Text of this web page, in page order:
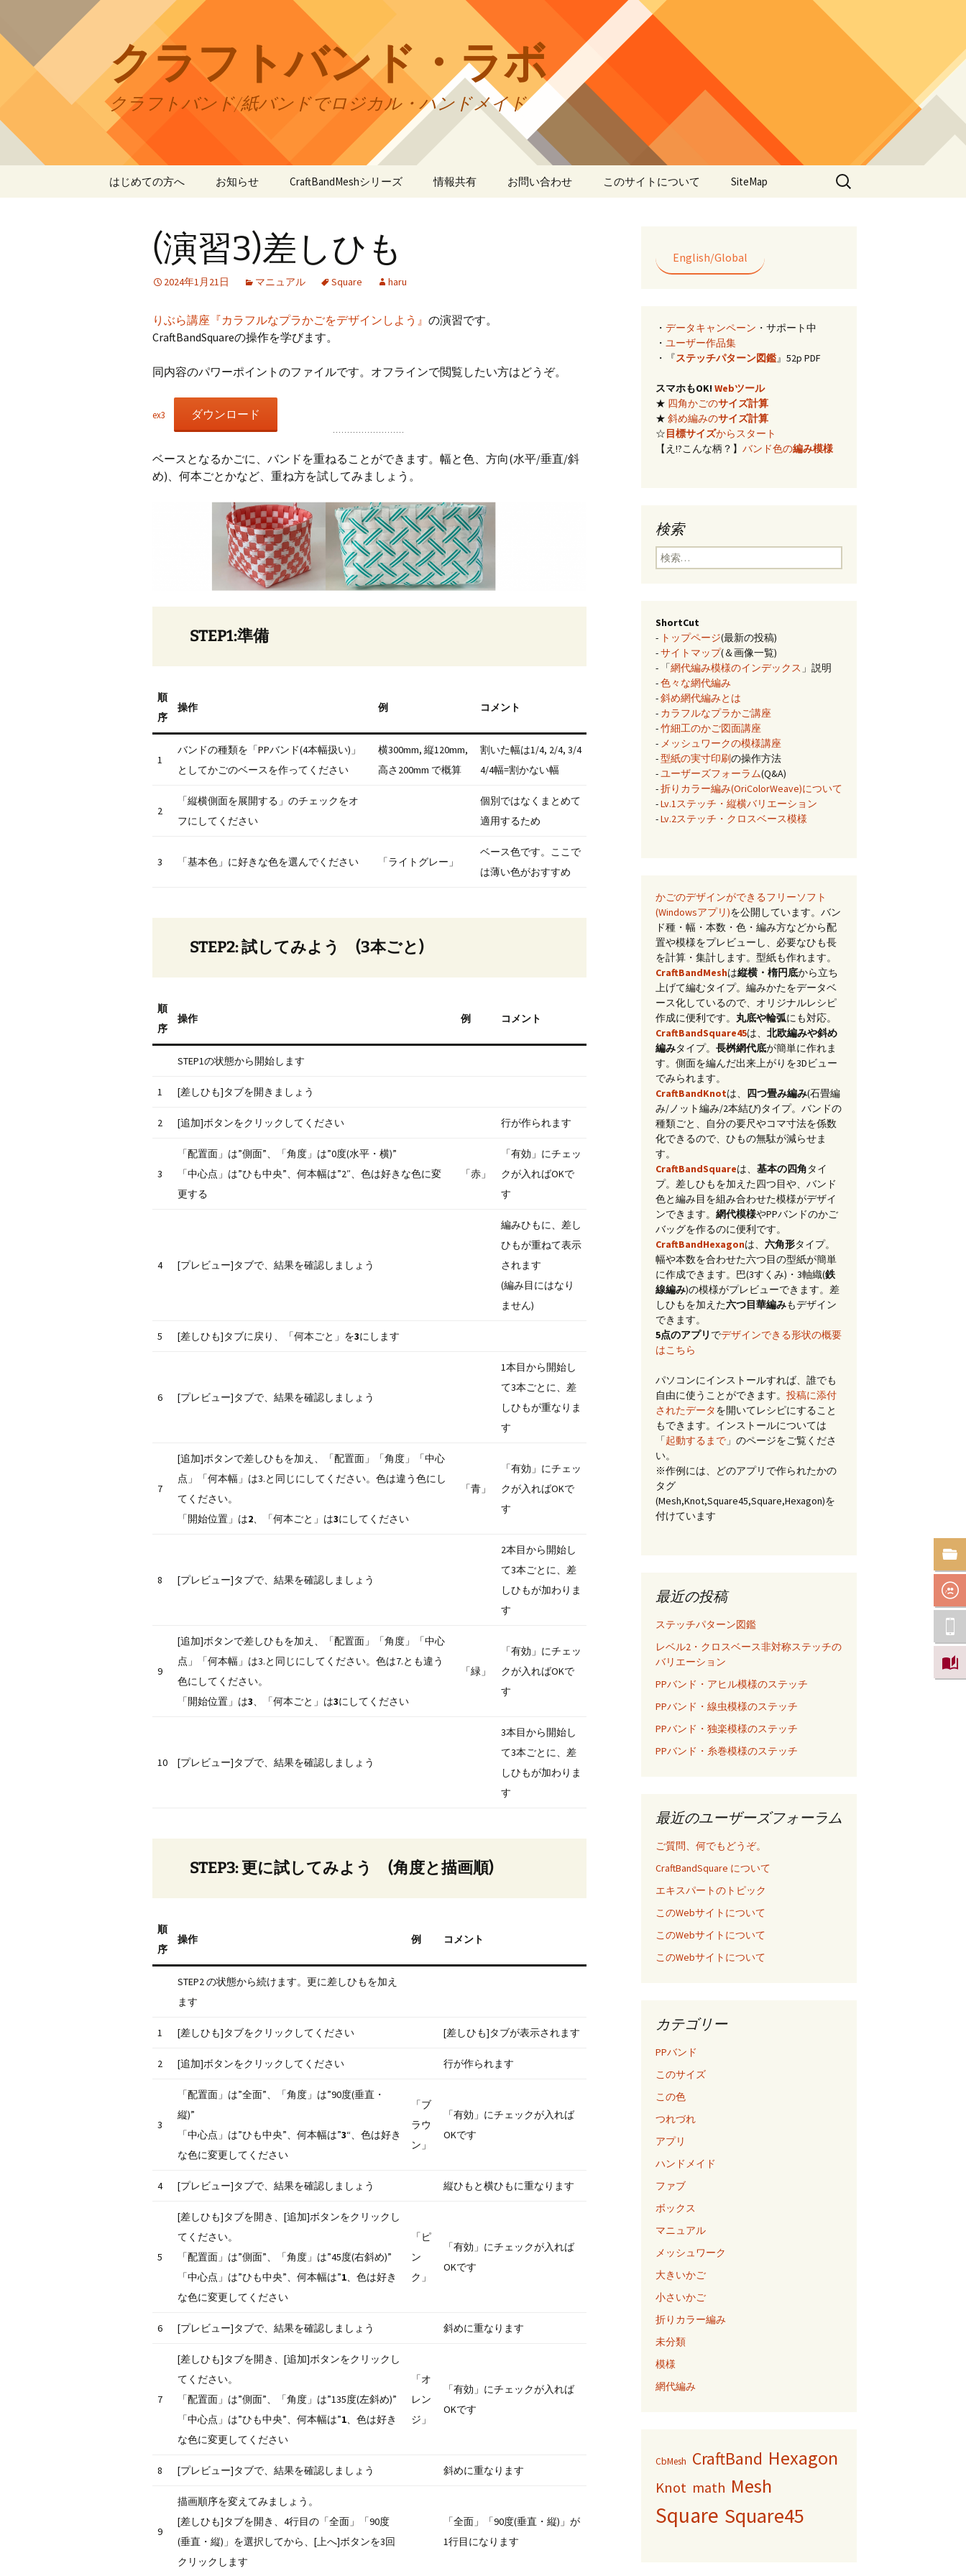
テ
キ
プ
クラフトバンド・ラボ
クラフトバンド/紙バンドでロジカル・ハンドメイド
はじめての方へ お知らせ CraftBandMeshシリーズ
CraftBandSquare45
CraftBandKnot
CraftBandKnot出力例
CraftBandSquare
CraftBandHexagon
CbMesh
手動インストール手順
情報共有
リンク・リンク
四角かごのサイズ計算
目標サイズからの概算
バンド色の編み模様
クロスベースのステッ
チ・2色の組合せ模様
お問い合わせ このサイトについて
折りカラー編み
(OriColorWeave)につい
SiteMap
検
索:
(演習3)差しひも
2024年1月21日 マニュアル Square haru
りぶら講座『カラフルなプラかごをデザインしよう』 の演習です。
CraftBandSquareの操作を学びます。
同内容のパワーポイントのファイルです。オフラインで閲覧したい方はどうぞ。
ex3 ダウンロード
ベースとなるかごに、バンドを重ねることができます。幅と色、方向(水平/垂直/斜
め)、何本ごとかなど、重ね方を試してみましょう。
STEP1:準備
順
序
操作 例 コメント
1
バンドの種類を「PPバンド(4本幅扱い)」
としてかごのベースを作ってください
横300mm, 縦120mm,
高さ200mm で概算
割いた幅は1/4, 2/4, 3/4
4/4幅=割かない幅
2
「縦横側面を展開する」のチェックをオ
フにしてください
個別ではなくまとめて
適用するため
3 「基本色」に好きな色を選んでください 「ライトグレー」
ベース色です。ここで
は薄い色がおすすめ
STEP2: 試してみよう (3本ごと)
順
序
操作 例 コメント
STEP1の状態から開始します
1 [差しひも]タブを開きましょう
2 [追加]ボタンをクリックしてください 行が作られます
3
「配置面」は”側面”、「角度」は”0度(水平・横)”
「中心点」は”ひも中央”、何本幅は”2″、色は好きな色に変
更する
「赤」
「有効」にチェッ
クが入ればOKで
す
4 [プレビュー]タブで、結果を確認しましょう
編みひもに、差し
ひもが重ねて表示
されます
(編み目にはなり
ません)
5 [差しひも]タブに戻り、「何本ごと」を3にします
6 [プレビュー]タブで、結果を確認しましょう
1本目から開始し
て3本ごとに、差
しひもが重なりま
す
7
[追加]ボタンで差しひもを加え、「配置面」「角度」「中心
点」「何本幅」は3.と同じにしてください。色は違う色にし
てください。
「開始位置」は2、「何本ごと」は3にしてください
「青」
「有効」にチェッ
クが入ればOKで
す
8 [プレビュー]タブで、結果を確認しましょう
2本目から開始し
て3本ごとに、差
しひもが加わりま
す
9
[追加]ボタンで差しひもを加え、「配置面」「角度」「中心
点」「何本幅」は3.と同じにしてください。色は7.とも違う
色にしてください。
「開始位置」は3、「何本ごと」は3にしてください
「緑」
「有効」にチェッ
クが入ればOKで
す
10 [プレビュー]タブで、結果を確認しましょう
3本目から開始し
て3本ごとに、差
しひもが加わりま
す
STEP3: 更に試してみよう (角度と描画順)
順
序
操作 例 コメント
STEP2 の状態から続けます。更に差しひもを加え
ます
1 [差しひも]タブをクリックしてください [差しひも]タブが表示されます
2 [追加]ボタンをクリックしてください 行が作られます
3
「配置面」は”全面”、「角度」は”90度(垂直・
縦)”
「中心点」は”ひも中央”、何本幅は”3“、色は好き
な色に変更してください
「ブ
ラウ
ン」
「有効」にチェックが入れば
OKです
4 [プレビュー]タブで、結果を確認しましょう 縦ひもと横ひもに重なります
5
[差しひも]タブを開き、[追加]ボタンをクリックし
てください。
「配置面」は”側面”、「角度」は”45度(右斜め)”
「中心点」は”ひも中央”、何本幅は”1、色は好き
な色に変更してください
「ピ
ン
ク」
「有効」にチェックが入れば
OKです
6 [プレビュー]タブで、結果を確認しましょう 斜めに重なります
7
[差しひも]タブを開き、[追加]ボタンをクリックし
てください。
「配置面」は”側面”、「角度」は”135度(左斜め)”
「中心点」は”ひも中央”、何本幅は”1、色は好き
な色に変更してください
「オ
レン
ジ」
「有効」にチェックが入れば
OKです
8 [プレビュー]タブで、結果を確認しましょう 斜めに重なります
9
描画順序を変えてみましょう。
[差しひも]タブを開き、4行目の「全面」「90度
(垂直・縦)」を選択してから、[上へ]ボタンを3回
クリックします
「全面」「90度(垂直・縦)」が
1行目になります
English/Global
・ データキャンペーン ・サポート中
・ ユーザー作品集
・『ステッチパターン図鑑』52p PDF
スマホもOK! Webツール
★ 四角かごのサイズ計算
★ 斜め編みのサイズ計算
☆目標サイズからスタート
【え!?こんな柄？】 バンド色の編み模様
検索
検
索:
ShortCut
- トップページ(最新の投稿)
-サイトマップ(＆画像一覧)
- 「網代編み模様のインデックス 」説明
-色々な網代編み
-斜め網代編みとは
- カラフルなプラかご講座
-竹細工のかご図面講座
- メッシュワークの模様講座
-型紙の実寸印刷の操作方法
-ユーザーズフォーラム(Q&A)
-折りカラー編み(OriColorWeave)について
-Lv.1ステッチ・縦横バリエーション
-Lv.2ステッチ・クロスベース模様
かごのデザインができるフリーソフト
(Windowsアプリ)を公開しています。バン
ド種・幅・本数・色・編み方などから配
置や模様をプレビューし、必要なひも長
を計算・集計します。型紙も作れます。
CraftBandMeshは縦横・楕円底から立ち
上げて編むタイプ。編みかたをデータベ
ース化しているので、オリジナルレシピ
作成に便利です。 丸底や輪弧にも対応。
CraftBandSquare45は、 北欧編みや斜め
編みタイプ。 長桝網代底が簡単に作れま
す。側面を編んだ出来上がりを3Dビュー
でみられます。
CraftBandKnotは、 四つ畳み編み(石畳編
み/ノット編み/2本結び)タイプ。バンドの
種類ごと、自分の要尺やコマ寸法を係数
化できるので、ひもの無駄が減らせま
す。
CraftBandSquareは、 基本の四角タイ
プ。差しひもを加えた四つ目や、バンド
色と編み目を組み合わせた模様がデザイ
ンできます。 網代模様やPPバンドのかご
バッグを作るのに便利です。
CraftBandHexagonは、 六角形タイプ。
幅や本数を合わせた六つ目の型紙が簡単
に作成できます。巴(3すくみ)・3軸織(鉄
線編み)の模様がプレビューできます。差
しひもを加えた六つ目華編みもデザイン
できます。
5点のアプリ でデザインできる形状の概要
はこちら
パソコンにインストールすれば、誰でも
自由に使うことができます。 投稿に添付
されたデータを開いてレシピにすること
もできます。インストールについては
「起動するまで 」のページをご覧くださ
い。
※作例には、どのアプリで作られたかの
タグ
(Mesh,Knot,Square45,Square,Hexagon)を
付けています
最近の投稿
ステッチパターン図鑑
レベル2・クロスベース非対称ステッチの
バリエーション
PPバンド・アヒル模様のステッチ
PPバンド・線虫模様のステッチ
PPバンド・独楽模様のステッチ
PPバンド・糸巻模様のステッチ
最近のユーザーズフォーラム
ご質問、何でもどうぞ。
CraftBandSquare について
エキスパートのトピック
このWebサイトについて
このWebサイトについて
このWebサイトについて
カテゴリー
PPバンド
このサイズ
この色
つれづれ
アプリ
ハンドメイド
ファブ
ボックス
マニュアル
メッシュワーク
大きいかご
小さいかご
折りカラー編み
未分類
模様
網代編み
CbMesh CraftBand Hexagon
Knot math Mesh
Square Square45